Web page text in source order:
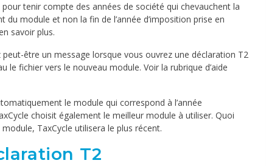
tenir compte des années de société qui chevauchent la
du module et non la fin de l’année d’imposition prise en
savoir plus.
être un message lorsque vous ouvrez une déclaration T2
fichier vers le nouveau module. Voir la rubrique d’aide
le module qui correspond à l’année
choisit également le meilleur module à utiliser. Quoi
TaxCycle utilisera le plus récent.
T2